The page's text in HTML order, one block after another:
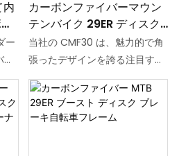
ー
内
カーボンファイバーマウン
テンバイク 29ER ディスク
ブレーキ MTB フレーム
当社の CMF30 は、魅力的で角
張ったデザインを誇る注目すべ
きカーボンファイバー マウンテ
ン バイク フレームです。 フレ
ームサイズが充実しているのが